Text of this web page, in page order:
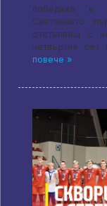
победиха в
Световното
отстъпващ с
четвъртия сет
повече »